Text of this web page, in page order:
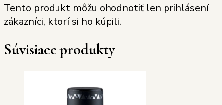
Tento produkt môžu ohodnotiť len prihlásení
zákazníci, ktorí si ho kúpili.
Súvisiace produkty